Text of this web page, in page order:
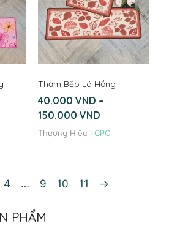
PHẨM
Thảm Bếp Lá Hồng
40.000 VND –
150.000 VND
Thương Hiệu : CPC
4 … 9 10 11 →